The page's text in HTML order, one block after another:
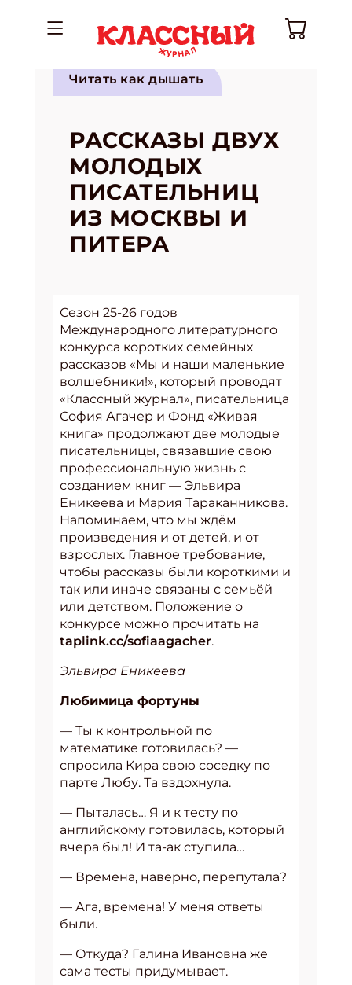
Читать как дышать
РАССКАЗЫ ДВУХ
МОЛОДЫХ
ПИСАТЕЛЬНИЦ
ИЗ МОСКВЫ И
ПИТЕРА
Сезон 25-26 годов
Международного литературного
конкурса коротких семейных
рассказов «Мы и наши маленькие
волшебники!», который проводят
«Классный журнал», писательница
София Агачер и Фонд «Живая
книга» продолжают две молодые
писательницы, связавшие свою
профессиональную жизнь с
созданием книг — Эльвира
Еникеева и Мария Тараканникова.
Напоминаем, что мы ждём
произведения и от детей, и от
взрослых. Главное требование,
чтобы рассказы были короткими и
так или иначе связаны с семьёй
или детством. Положение о
конкурсе можно прочитать на
taplink.cc/sofiaagacher.
Эльвира Еникеева
Любимица фортуны
— Ты к контрольной по
математике готовилась? —
спросила Кира свою соседку по
парте Любу. Та вздохнула.
— Пыталась… Я и к тесту по
английскому готовилась, который
вчера был! И та-ак ступила…
— Времена, наверно, перепутала?
— Ага, времена! У меня ответы
были.
— Откуда? Галина Ивановна же
сама тесты придумывает.